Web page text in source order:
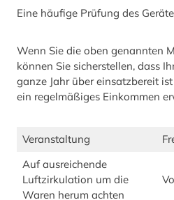
Eine häufige Prüfung des
Wenn Sie die oben genannten
können Sie sicherstellen, dass
ganze Jahr über einsatzbereit
ein regelmäßiges Einkommen
Veranstaltung
Auf ausreichende
Luftzirkulation um die
Waren herum achten